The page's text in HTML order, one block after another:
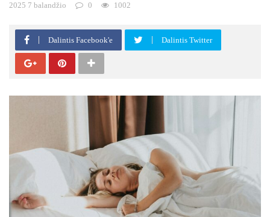
2025 7 balandžio 0 1002
Dalintis Facebook'e Dalintis Twitter